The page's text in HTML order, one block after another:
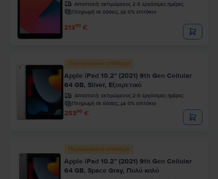
Αποστολή: εκτιμώμενος 2-5 εργάσιμες ημέρες
Πληρωμή σε δόσεις, με 0% επιτόκιο
21399 €
Περιορισμένο απόθεμα
Apple iPad 10.2” (2021) 9th Gen Cellular
64 GB, Silver, Εξαιρετικό
Αποστολή: εκτιμώμενος 2-5 εργάσιμες ημέρες
Πληρωμή σε δόσεις, με 0% επιτόκιο
25399 €
Περιορισμένο απόθεμα
Apple iPad 10.2” (2021) 9th Gen Cellular
64 GB, Space Gray, Πολύ καλό